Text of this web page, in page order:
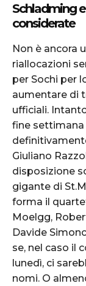
Schladming
considerate
Non è ancora
riallocazioni
per Sochi per
aumentare di
ufficiali.
fine settimana
Giuliano
disposizione
gigante di
forma il
Moelgg,
Davide
se, nel caso il
lunedì, ci
nomi. O